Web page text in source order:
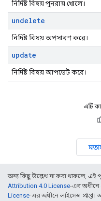
নির্দিষ্ট বিষয় পুনরায় খোলে।
undelete
নির্দিষ্ট বিষয় অপসারণ করে।
update
নির্দিষ্ট বিষয় আপডেট করে।
এটি
অন্য কিছু উল্লেখ না করা থাকলে, এই
Attribution 4.0 License-এর
License-এর অধীনে লাইসেন্স